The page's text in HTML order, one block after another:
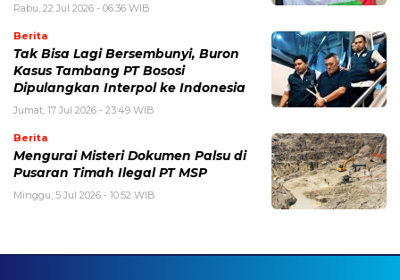
Rabu, 22 Jul 2026 - 06:36 WIB
Berita
Tak Bisa Lagi Bersembunyi, Buron
Kasus Tambang PT Bososi
Dipulangkan Interpol ke Indonesia
Jumat, 17 Jul 2026 - 23:49 WIB
Berita
Mengurai Misteri Dokumen Palsu di
Pusaran Timah Ilegal PT MSP
Minggu, 5 Jul 2026 - 10:52 WIB